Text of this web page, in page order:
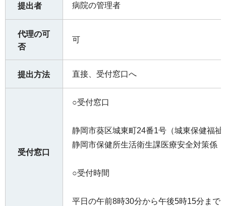
提出者 病院の管理者
代理の可
否
可
提出方法 直接、受付窓口へ
受付窓口
○受付窓口
静岡市葵区城東町24番1号（城東保健福祉
静岡市保健所生活衛生課医療安全対策係
○受付時間
平日の午前8時30分から午後5時15分まで